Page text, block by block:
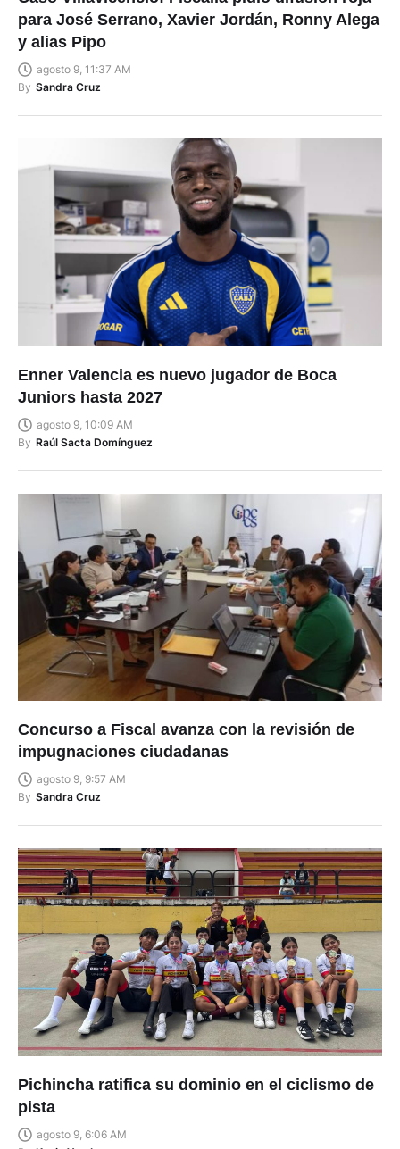
para José Serrano, Xavier Jordán, Ronny Alega
y alias Pipo
agosto 9, 11:37 AM
By Sandra Cruz
Enner Valencia es nuevo jugador de Boca
Juniors hasta 2027
agosto 9, 10:09 AM
By Raúl Sacta Domínguez
Concurso a Fiscal avanza con la revisión de
impugnaciones ciudadanas
agosto 9, 9:57 AM
By Sandra Cruz
Pichincha ratifica su dominio en el ciclismo de
pista
agosto 9, 6:06 AM